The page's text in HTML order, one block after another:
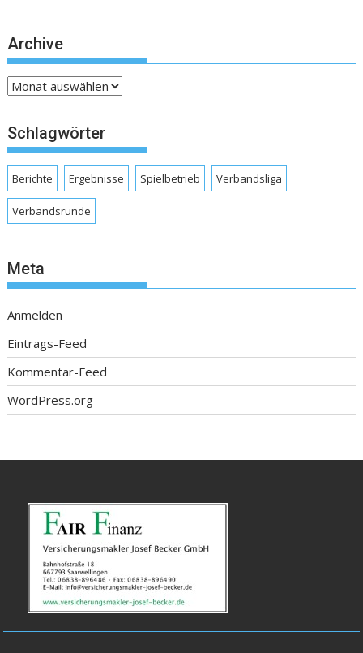
Archive
Archive
Schlagwörter
Berichte Ergebnisse Spielbetrieb Verbandsliga
Verbandsrunde
Meta
Anmelden
Eintrags-Feed
Kommentar-Feed
WordPress.org